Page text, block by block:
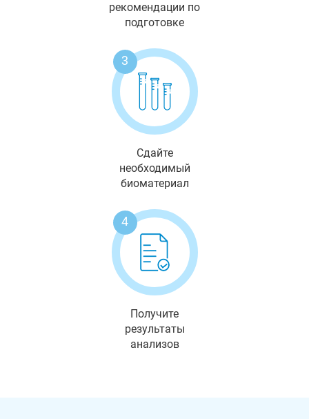
рекомендации по
подготовке
3
Сдайте
необходимый
биоматериал
4
Получите
результаты
анализов